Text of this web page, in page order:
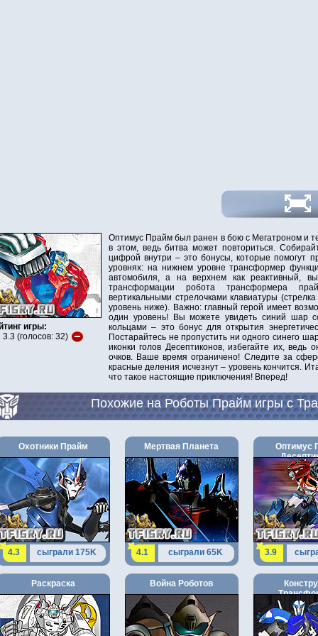
игры:
3.3 (голосов: 32)
Оптимус Прайм был ранен в бою с Мегатроном и
в этом, ведь битва может повториться.
цифрой внутри – это бонусы, которые помогут
уровнях: на нижнем уровне трансформер
автомобиля, а на верхнем как реактивный,
трансформации робота трансформера
вертикальными стрелочками клавиатуры
уровень ниже). Важно: главный герой имеет
один уровень! Вы можете увидеть синий шар
кольцами – это бонус для открытия
Постарайтесь не пропустить ни одного синего
иконки голов Десептиконов, избегайте их,
очков. Ваше время ограничено! Следите за
красные деления исчезнут – уровень кончится.
что такое настоящие приключения! Вперед!
Похожие на Роботы Прайм игры с
Охотники Прайм
4.3 сыграли 175K
Мертвая Планета
4.1 сыграли 65K
Оптимус
3.9
Раскраска Война Роботов